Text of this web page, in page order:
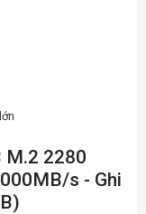
M.2 2280
s - Ghi